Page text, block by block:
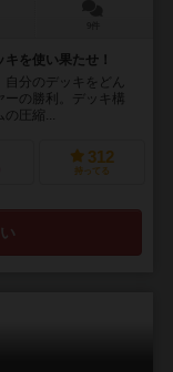
を使い果たせ！
分のデッキをどん
の勝利。デッキ構
圧縮...
312
持ってる